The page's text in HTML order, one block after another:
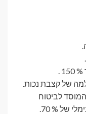
.
של קצבת נכות.
לביטוח
של % 70.